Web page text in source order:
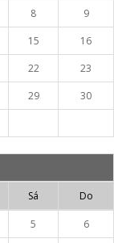
8
9
15
16
22
23
29
30
Sá Do
5
6